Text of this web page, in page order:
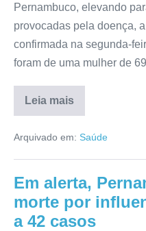
Pernambuco, elevando
provocadas pela doença,
confirmada na segunda-
foram de uma mulher de
Leia mais
Arquivado em: Saúde
Em alerta,
morte por
a 42 casos